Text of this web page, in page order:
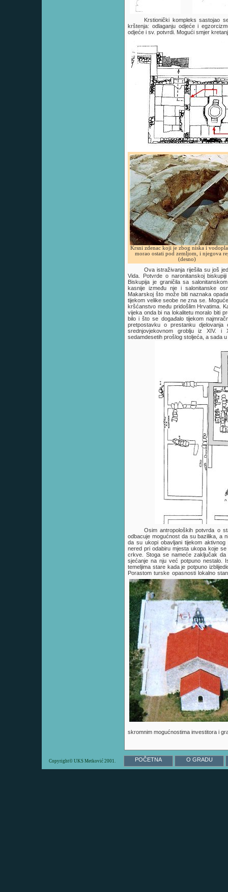
Krstionički kompleks sastojao
krštenja: odlaganju odjeće i
odjeće i sv. potvrdi. Mogući smjer
Krsni zdenac koji je zbog niska i
morao ostati pod zemljom, i njegova
(desno)
Ova istraživanja riješila su još
Vida. Potvrde o naronitanskoj
Biskupija je graničila sa
kasnije između nje i salonitanske
Makarskoj što može biti naznaka
tijekom velike seobe ne zna se.
kršćanstvo među pridošlim Hrvatima.
vijeka onda bi na lokalitetu moralo biti
bilo i što se događalo tijekom
pretpostavku o prestanku
srednjovjekovnom groblju iz XIV. i
sedamdesetih prošlog stoljeća, a sada
Osim antropoloških potvrda o
odbacuje mogućnost da su bazilika, a
da su ukopi obavljani tijekom
nered pri odabiru mjesta ukopa koje
crkve. Stoga se nameće zaključak
sjećanje na nju već potpuno
temeljima stare kada je potpuno
Porastom turske opasnosti lokalno
skromnim mogućnostima investitora i
Copyright© UKS Metković 2001. POČETNA O GRADU